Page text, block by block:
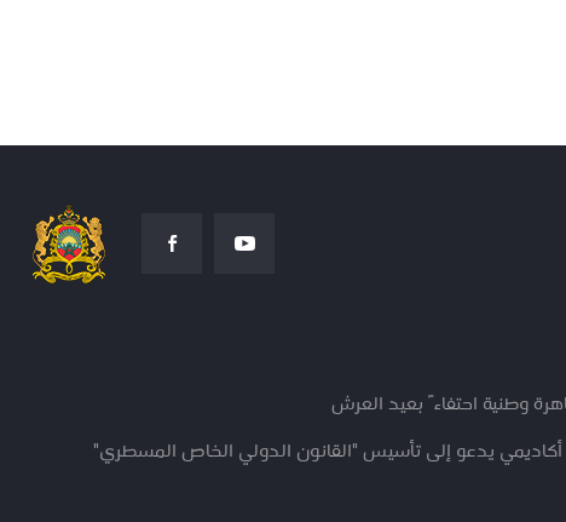
وطنية احتفاءً بعيد العرش
يدعو إلى تأسيس "القانون الدولي الخاص المسطري"